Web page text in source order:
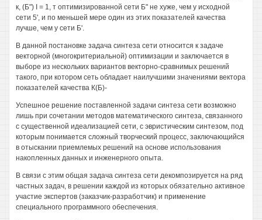
к, (Б") I = 1, т оптимизированной сети Б" не хуже, чем у исходной
сети 5', и по меньшей мере один из этих показателей качества
лучше, чем у сети Б'.
В данной постановке задача синтеза сети относится к задаче
векторной (многокритериальной) оптимизации и заключается в
выборе из нескольких вариантов векторно-сравнимых решений
такого, при котором сеть обладает наилучшими значениями вектора
показателей качества К(Б)-
Успешное решение поставленной задачи синтеза сети возможно
лишь при сочетании методов математического синтеза, связанного
с существенной идеализацией сети, с эвристическим синтезом, под
которым понимается сложный творческий процесс, заключающийся
в отыскании приемлемых решений на основе использования
накопленных данных и инженерного опыта.
В связи с этим общая задача синтеза сети декомпозируется на ряд
частных задач, в решении каждой из которых обязательно активное
участие экспертов (заказчик-разработчик) и применение
специального программного обеспечения.